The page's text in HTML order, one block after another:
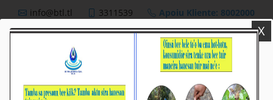
info@btl.tl 3311539 Apoiu Kliente: 8002000
X